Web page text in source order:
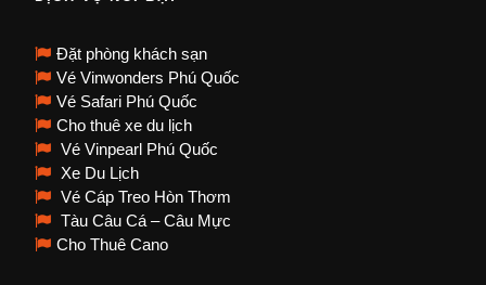
Đặt phòng khách sạn
Vé Vinwonders Phú Quốc
Vé Safari Phú Quốc
Cho thuê xe du lịch
Vé Vinpearl Phú Quốc
Xe Du Lịch
Vé Cáp Treo Hòn Thơm
Tàu Câu Cá – Câu Mực
Cho Thuê Cano